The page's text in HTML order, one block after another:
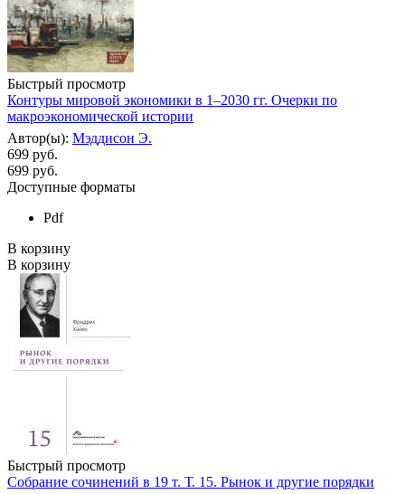
Быстрый просмотр
Контуры мировой экономики в 1–2030 гг. Очерки по
макроэкономической истории
Автор(ы): Мэддисон Э.
699 руб.
699 руб.
Доступные форматы
Pdf
В корзину
В корзину
Быстрый просмотр
Собрание сочинений в 19 т. Т. 15. Рынок и другие порядки